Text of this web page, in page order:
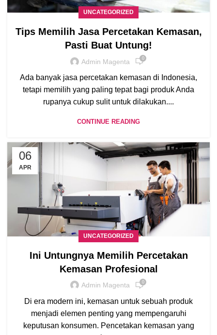
UNCATEGORIZED
Tips Memilih Jasa Percetakan Kemasan,
Pasti Buat Untung!
Admin Magenta 0
Ada banyak jasa percetakan kemasan di Indonesia,
tetapi memilih yang paling tepat bagi produk Anda
rupanya cukup sulit untuk dilakukan....
CONTINUE READING
06
APR
UNCATEGORIZED
Ini Untungnya Memilih Percetakan
Kemasan Profesional
Admin Magenta 0
Di era modern ini, kemasan untuk sebuah produk
menjadi elemen penting yang mempengaruhi
keputusan konsumen. Pencetakan kemasan yang